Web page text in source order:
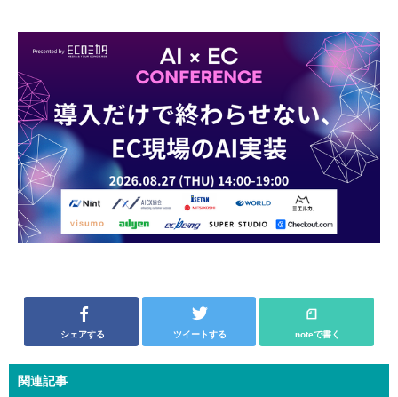
シェアする ツイートする noteで書く
関連記事